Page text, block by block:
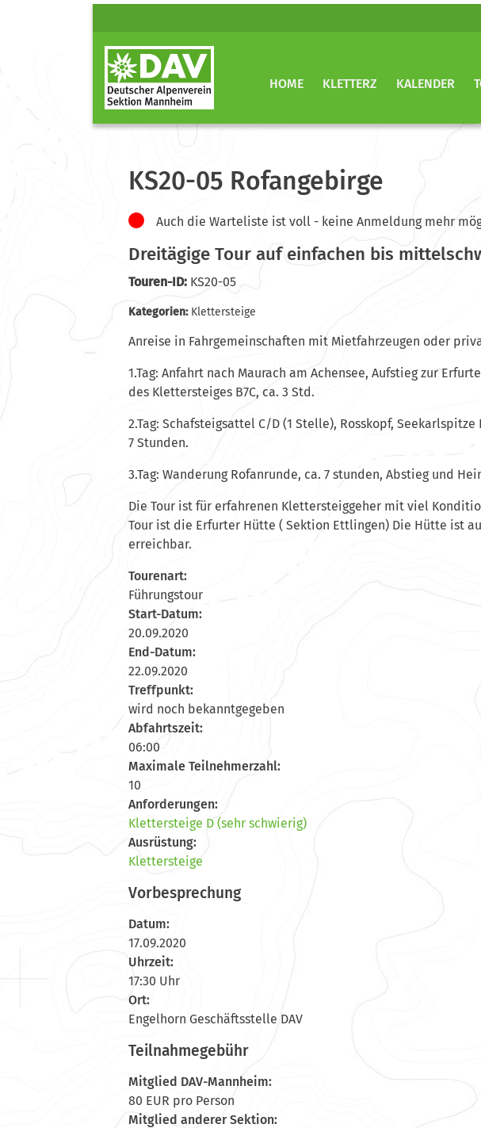
HOME KLETTERZ KALENDER
KS20-05 Rofangebirge
Auch die Warteliste ist voll - keine Anmeldung mehr
Dreitägige Tour auf einfachen bis
Touren-ID: KS20-05
Kategorien: Klettersteige
Anreise in Fahrgemeinschaften mit Mietfahrzeugen oder
1.Tag: Anfahrt nach Maurach am Achensee, Aufstieg zur
des Klettersteiges B7C, ca. 3 Std.
2.Tag: Schafsteigsattel C/D (1 Stelle), Rosskopf,
7 Stunden.
3.Tag: Wanderung Rofanrunde, ca. 7 stunden, Abstieg und
Die Tour ist für erfahrenen Klettersteiggeher mit viel
Tour ist die Erfurter Hütte ( Sektion Ettlingen) Die Hütte ist
erreichbar.
Tourenart:
Führungstour
Start-Datum:
20.09.2020
End-Datum:
22.09.2020
Treffpunkt:
wird noch bekanntgegeben
Abfahrtszeit:
06:00
Maximale Teilnehmerzahl:
10
Anforderungen:
Klettersteige D (sehr schwierig)
Ausrüstung:
Klettersteige
Vorbesprechung
Datum:
17.09.2020
Uhrzeit:
17:30 Uhr
Ort:
Engelhorn Geschäftsstelle DAV
Teilnahmegebühr
Mitglied DAV-Mannheim:
80 EUR pro Person
Mitglied anderer Sektion: